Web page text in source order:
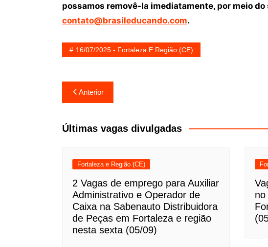
possamos removê-la imediatamente, por meio
contato@brasileducando.com.
16/07/2025 - Fortaleza E Região (CE)
Navegação
de
Post
Anterior
Últimas vagas divulgadas
Fortaleza e Região (CE)
2 Vagas de emprego para Auxiliar
Administrativo e Operador de
Caixa na Sabenauto Distribuidora
de Peças em Fortaleza e região
nesta sexta (05/09)